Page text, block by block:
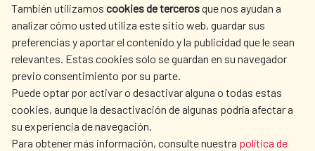
También utilizamos cookies de tercerosque nos ayudan a
analizar cómo usted utiliza este sitio web, guardar sus
preferencias y aportar el contenido y la publicidad que le sean
relevantes. Estas cookies solo se guardan en su navegador
previo consentimiento por su parte.
Puede optar por activar o desactivar alguna o todas estas
cookies, aunque la desactivación de algunas podría afectar a
su experiencia de navegación.
Para obtener más información, consulte nuestra política de
CULTURE AND SCIENCE LIBRARY
OUR SOCIAL MEDIA